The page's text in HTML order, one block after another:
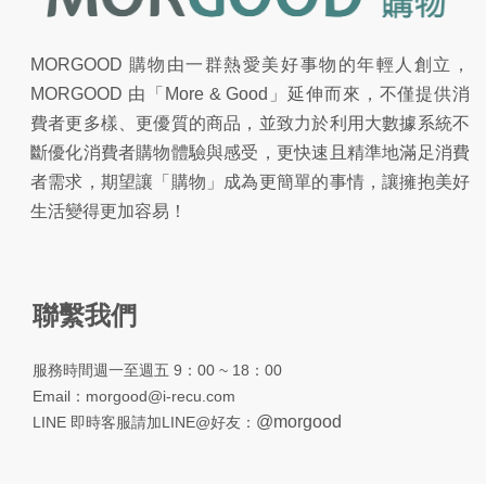
MORGOOD 購物由一群熱愛美好事物的年輕人創立，
MORGOOD 由「More & Good」延伸而來，不僅提供消
費者更多樣、更優質的商品，並致力於利用大數據系統不
斷優化消費者購物體驗與感受，更快速且精準地滿足消費
者需求，期望讓「購物」成為更簡單的事情，讓擁抱美好
生活變得更加容易！
聯繫我們
服務時間週一至週五 9：00 ~ 18：00
Email： morgood@i-recu.com
LINE 即時客服請加LINE@好友： @morgood